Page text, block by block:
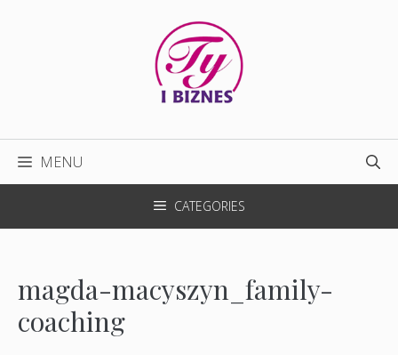
MENU
CATEGORIES
magda-macyszyn_family-
coaching